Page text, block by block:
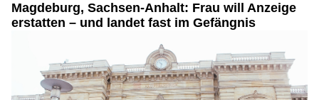
Magdeburg, Sachsen-Anhalt: Frau will Anzeige
erstatten – und landet fast im Gefängnis